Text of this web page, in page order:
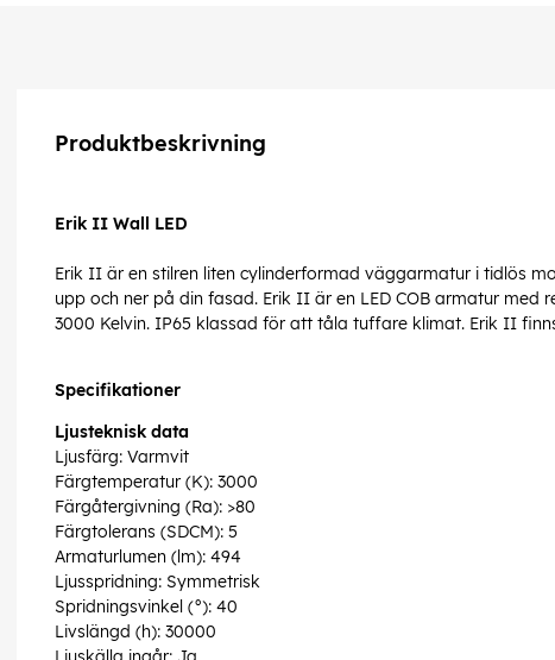
Produktbeskrivning
Erik II Wall LED
Erik II är en stilren liten cylinderformad väggarmatur i tidlös
upp och ner på din fasad. Erik II är en LED COB armatur
3000 Kelvin. IP65 klassad för att tåla tuffare klimat. Erik II
Specifikationer
Ljusteknisk data
Ljusfärg: Varmvit
Färgtemperatur (K): 3000
Färgåtergivning (Ra): >80
Färgtolerans (SDCM): 5
Armaturlumen (lm): 494
Ljusspridning: Symmetrisk
Spridningsvinkel (°): 40
Livslängd (h): 30000